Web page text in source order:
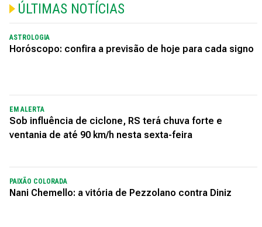
ÚLTIMAS NOTÍCIAS
ASTROLOGIA
Horóscopo: confira a previsão de hoje para cada signo
EM ALERTA
Sob influência de ciclone, RS terá chuva forte e
ventania de até 90 km/h nesta sexta-feira
PAIXÃO COLORADA
Nani Chemello: a vitória de Pezzolano contra Diniz